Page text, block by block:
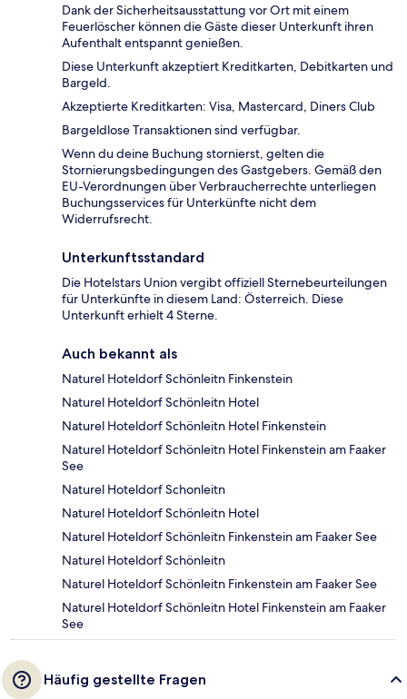
Dank der Sicherheitsausstattung vor Ort mit einem
Feuerlöscher können die Gäste dieser Unterkunft ihren
Aufenthalt entspannt genießen.
Diese Unterkunft akzeptiert Kreditkarten, Debitkarten und
Bargeld.
Akzeptierte Kreditkarten: Visa, Mastercard, Diners Club
Bargeldlose Transaktionen sind verfügbar.
Wenn du deine Buchung stornierst, gelten die
Stornierungsbedingungen des Gastgebers. Gemäß den
EU-Verordnungen über Verbraucherrechte unterliegen
Buchungsservices für Unterkünfte nicht dem
Widerrufsrecht.
Unterkunftsstandard
Die Hotelstars Union vergibt offiziell Sternebeurteilungen
für Unterkünfte in diesem Land: Österreich. Diese
Unterkunft erhielt 4 Sterne.
Auch bekannt als
Naturel Hoteldorf Schönleitn Finkenstein
Naturel Hoteldorf Schönleitn Hotel
Naturel Hoteldorf Schönleitn Hotel Finkenstein
Naturel Hoteldorf Schönleitn Hotel Finkenstein am Faaker
See
Naturel Hoteldorf Schonleitn
Naturel Hoteldorf Schönleitn Hotel
Naturel Hoteldorf Schönleitn Finkenstein am Faaker See
Naturel Hoteldorf Schönleitn
Naturel Hoteldorf Schönleitn Finkenstein am Faaker See
Naturel Hoteldorf Schönleitn Hotel Finkenstein am Faaker
See
Häufig gestellte Fragen